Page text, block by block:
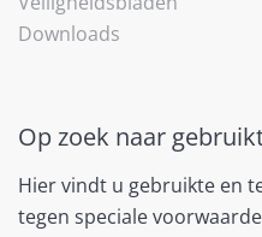
Downloads
Op zoek naar
Hier vindt u gebruikte en
tegen speciale